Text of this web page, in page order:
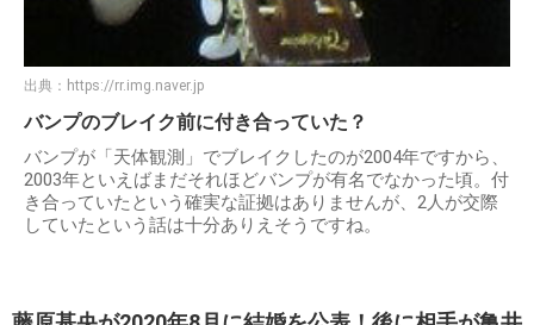
出典： https://rr.img.naver.jp
バンプのブレイク前に付き合っていた？
バンプが「天体観測」でブレイクしたのが2004年ですから、
2003年といえばまだそれほどバンプが有名でなかった頃。付
き合っていたという確実な証拠はありませんが、2人が交際
していたという話は十分ありえそうですね。